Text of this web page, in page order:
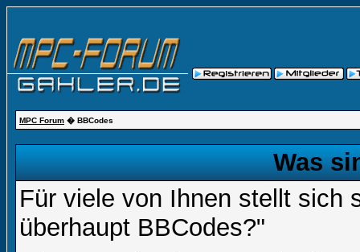
MPC Forum � BBCodes
Was
Für viele von Ihnen stellt sich
überhaupt BBCodes?"